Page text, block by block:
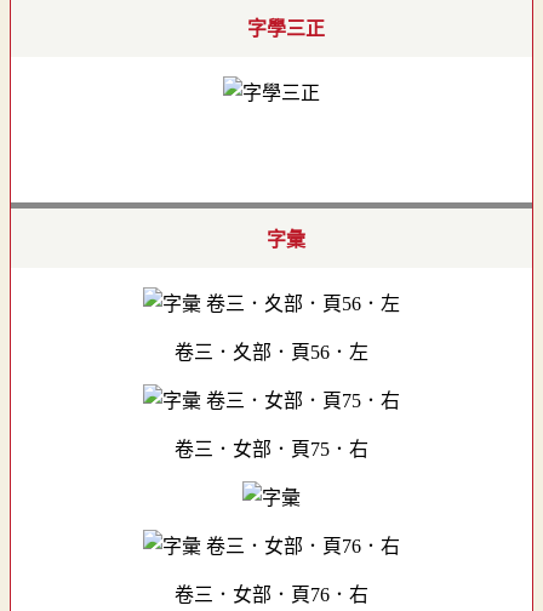
字學三正
字彙
卷三．夊部．頁56．左
卷三．女部．頁75．右
卷三．女部．頁76．右